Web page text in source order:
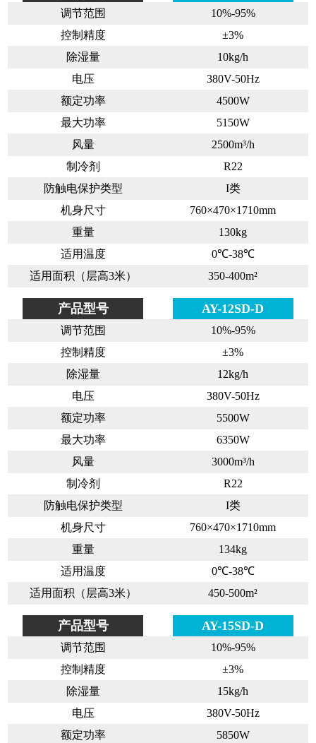
调节范围
控制精度
除湿量
电压
额定功率
最大功率
风量
制冷剂
防触电保护类型
机身尺寸
重量
适用温度
适用面积（层高3米）
10%-95%
±3%
10kg/h
380V-50Hz
4500W
5150W
2500m³/h
R22
I类
760×470×1710mm
130kg
0℃-38℃
350-400m²
产品型号
调节范围
控制精度
除湿量
电压
额定功率
最大功率
风量
制冷剂
防触电保护类型
机身尺寸
重量
适用温度
适用面积（层高3米）
AY-12SD-D
10%-95%
±3%
12kg/h
380V-50Hz
5500W
6350W
3000m³/h
R22
I类
760×470×1710mm
134kg
0℃-38℃
450-500m²
产品型号
调节范围
控制精度
除湿量
电压
额定功率
AY-15SD-D
10%-95%
±3%
15kg/h
380V-50Hz
5850W